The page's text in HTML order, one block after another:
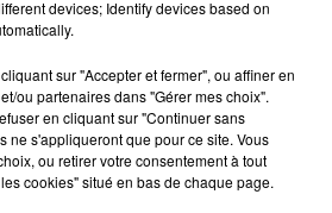
avoir une culture du risque"
devices; Identify devices based on
sur "Accepter et fermer", ou affiner en
ou partenaires dans "Gérer mes choix".
en cliquant sur "Continuer sans
ne s'appliqueront que pour ce site. Vous
ou retirer votre consentement à tout
cookies" situé en bas de chaque page.